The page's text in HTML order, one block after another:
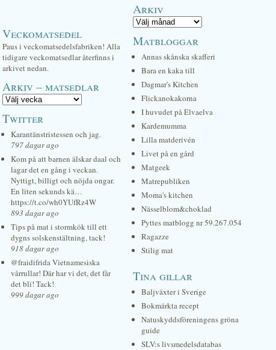
Veckomatsedel
Paus i veckomatsedelsfabriken! Alla
tidigare veckomatsedlar återfinns i
arkivet nedan.
Arkiv – matsedlar
Twitter
Karantänstristessen och jag.
797 dagar ago
Kom på att barnen älskar daal och
lagar det en gång i veckan.
Nyttigt, billigt och nöjda ongar.
En liten sekunds kä…
https://t.co/wh0YUfRz4W
893 dagar ago
Tips på mat i stormkök till ett
dygns solskenstältning, tack!
918 dagar ago
@fraidifrida Vietnamesiska
vårrullar! Där har vi det, det får
det bli! Tack!
999 dagar ago
Arkiv
Matbloggar
Annas skånska skafferi
Bara en kaka till
Dagmar's Kitchen
Flickanokakorna
I huvudet på Elvaelva
Kardemumma
Lilla matderivén
Livet på en gård
Matgeek
Matrepubliken
Moma's kitchen
Nässelblom&choklad
Pyttes matblogg nr 59.267.054
Ragazze
Stilig mat
Tina gillar
Baljväxter i Sverige
Bokmärkta recept
Natuskyddsföreningens gröna
guide
SLV:s livsmedelsdatabas